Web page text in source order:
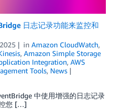
日志记录功能来监控和
in Amazon CloudWatch,
, Amazon Simple Storage
Integration, AWS
Tools, News
中使用增强的日志记录
您 […]